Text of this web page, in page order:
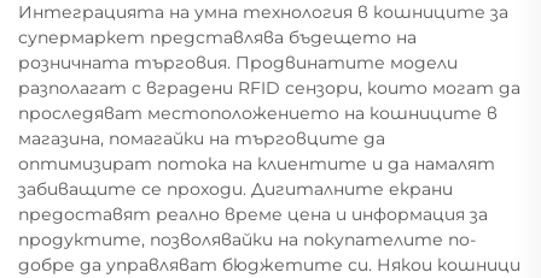
Интеграцията на умна технология в кошниците за
супермаркет представлява бъдещето на
розничната търговия. Продвинатите модели
разполагат с вградени RFID сензори, които могат да
проследяват местоположението на кошниците в
магазина, помагайки на търговците да
оптимизират потока на клиентите и да намалят
забиващите се проходи. Дигиталните екрани
предоставят реално време цена и информация за
продуктите, позволявайки на покупателите по-
добре да управляват бюджетите си. Някои кошници